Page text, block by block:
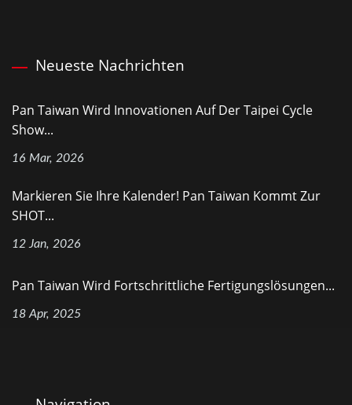
Neueste Nachrichten
Pan Taiwan Wird Innovationen Auf Der Taipei Cycle
Show...
16 Mar, 2026
Markieren Sie Ihre Kalender! Pan Taiwan Kommt Zur
SHOT...
12 Jan, 2026
Pan Taiwan Wird Fortschrittliche Fertigungslösungen...
18 Apr, 2025